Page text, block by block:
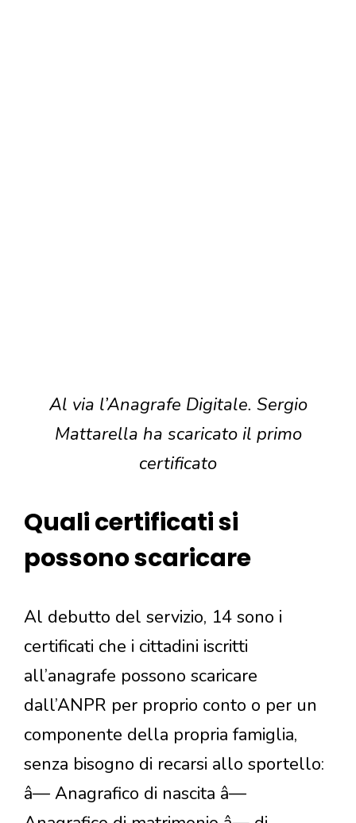
Al via l’Anagrafe Digitale. Sergio
Mattarella ha scaricato il primo
certificato
Quali certificati si
possono scaricare
Al debutto del servizio, 14 sono i
certificati che i cittadini iscritti
all’anagrafe possono scaricare
dall’ANPR per proprio conto o per un
componente della propria famiglia,
senza bisogno di recarsi allo sportello:
â— Anagrafico di nascita â—